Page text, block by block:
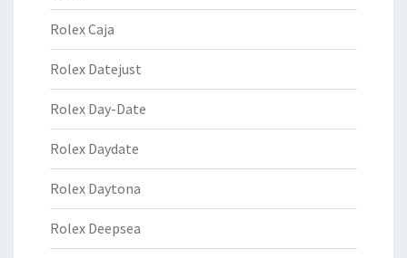
Rolex Caja
Rolex Datejust
Rolex Day-Date
Rolex Daydate
Rolex Daytona
Rolex Deepsea